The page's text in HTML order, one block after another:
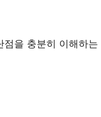
을 충분히 이해하는